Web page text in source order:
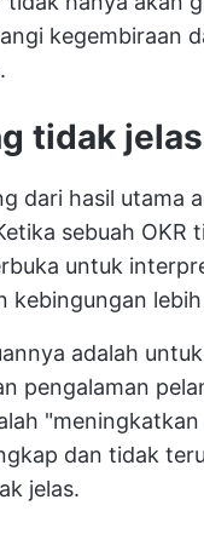
kegembiraan
tidak jelas
dari hasil utama
sebuah OKR
untuk
kebingungan
adalah untuk
pengalaman
"meningkatkan
dan tidak
jelas.